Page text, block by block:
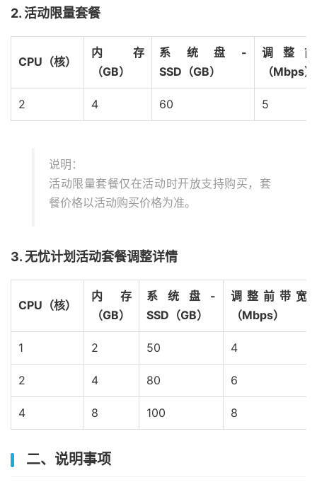
2. 活动限量套餐
CPU（核）
内存
（GB）
系统盘-
SSD（GB）
调整
（Mbps）
2 4 60 5
说明：
活动限量套餐仅在活动时开放支持购买，套
餐价格以活动购买价格为准。
3. 无忧计划活动套餐调整详情
CPU（核）
内存
（GB）
系统盘-
SSD（GB）
调整前带宽
（Mbps）
1 2 50 4
2 4 80 6
4 8 100 8
二、说明事项